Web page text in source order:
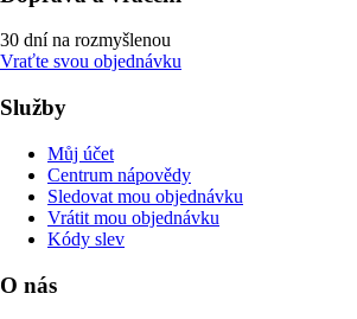
30 dní na rozmyšlenou
Vraťte svou objednávku
Služby
Můj účet
Centrum nápovědy
Sledovat mou objednávku
Vrátit mou objednávku
Kódy slev
O nás